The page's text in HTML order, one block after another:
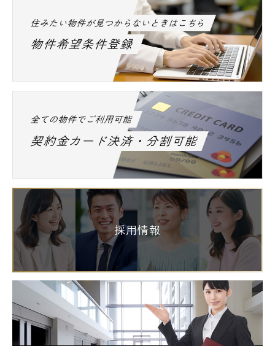
住みたい物件が見つからないときはこちら
物件希望条件登録
全ての物件でご利用可能
契約金カード決済・分割可能
採用情報